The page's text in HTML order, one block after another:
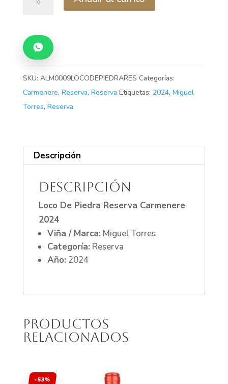
Reserva
Carmenere
2024
cantidad
SKU: ALM0009LOCODEPIEDRARES Categorías:
Carmenere, Reserva, Reserva Etiquetas: 2024, Miguel
Torres, Reserva
Descripción
Descripción
Loco De Piedra Reserva Carmenere
2024
Viña / Marca: Miguel Torres
Categoría: Reserva
Año: 2024
Productos
relacionados
-53%